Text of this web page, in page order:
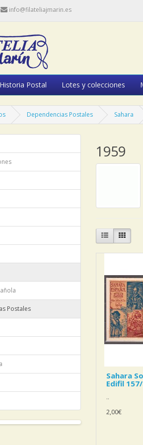
info@filateliajmarin.es
Historia Postal Lotes y colecciones
Dependencias Postales Sahara
Postales
1959
Sahara
Edifil
..
2,00€